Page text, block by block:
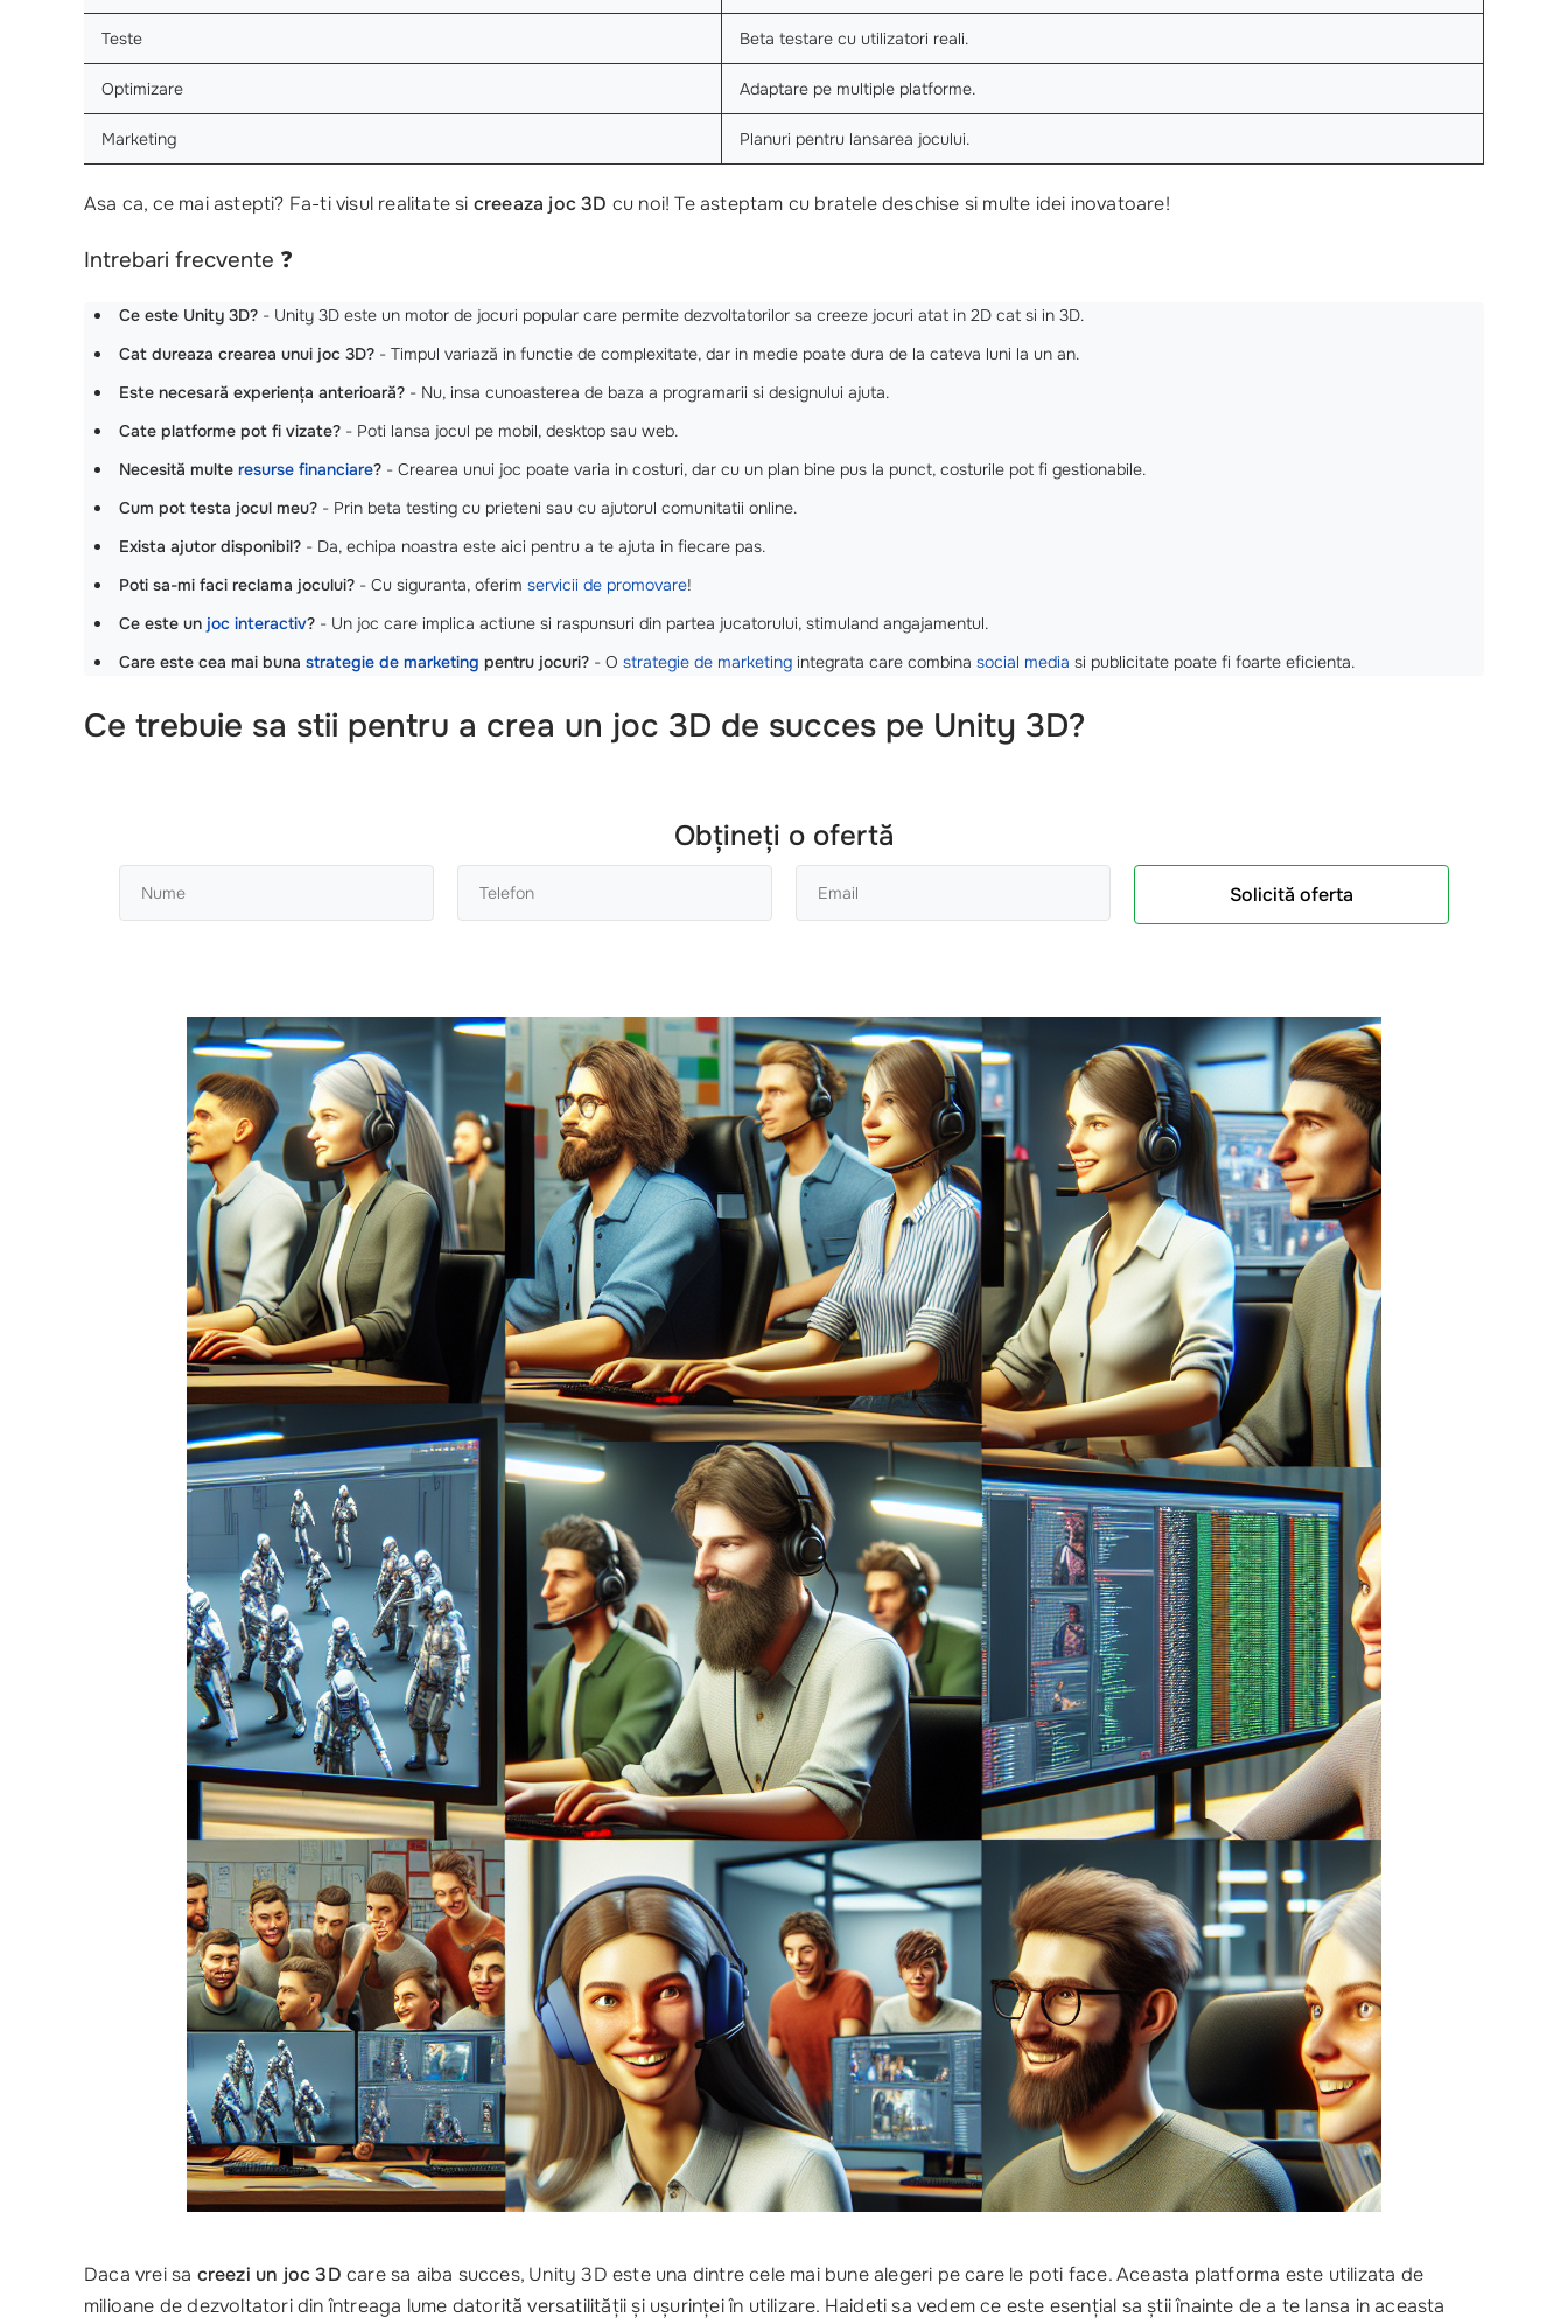
Teste Beta testare cu utilizatori reali.
Optimizare Adaptare pe multiple platforme.
Marketing Planuri pentru lansarea jocului.
Asa ca, ce mai astepti? Fa-ti visul realitate si creeaza joc 3D cu noi! Te asteptam cu bratele deschise si multe idei inovatoare!
Intrebari frecvente ❓
Ce este Unity 3D? - Unity 3D este un motor de jocuri popular care permite dezvoltatorilor sa creeze jocuri atat in 2D cat si in 3D.
Cat dureaza crearea unui joc 3D? - Timpul variază in functie de complexitate, dar in medie poate dura de la cateva luni la un an.
Este necesară experiența anterioară? - Nu, insa cunoasterea de baza a programarii si designului ajuta.
Cate platforme pot fi vizate? - Poti lansa jocul pe mobil, desktop sau web.
Necesită multe resurse financiare? - Crearea unui joc poate varia in costuri, dar cu un plan bine pus la punct, costurile pot fi gestionabile.
Cum pot testa jocul meu? - Prin beta testing cu prieteni sau cu ajutorul comunitatii online.
Exista ajutor disponibil? - Da, echipa noastra este aici pentru a te ajuta in fiecare pas.
Poti sa-mi faci reclama jocului? - Cu siguranta, oferim servicii de promovare!
Ce este un joc interactiv? - Un joc care implica actiune si raspunsuri din partea jucatorului, stimuland angajamentul.
Care este cea mai buna strategie de marketing pentru jocuri? - O strategie de marketing integrata care combina social media si publicitate poate fi foarte eficienta.
Ce trebuie sa stii pentru a crea un joc 3D de succes pe Unity 3D?
Obțineți o ofertă
Solicită oferta
Daca vrei sa creezi un joc 3D care sa aiba succes, Unity 3D este una dintre cele mai bune alegeri pe care le poti face. Aceasta platforma este utilizata de
milioane de dezvoltatori din întreaga lume datorită versatilității și ușurinței în utilizare. Haideti sa vedem ce este esențial sa știi înainte de a te lansa in aceasta